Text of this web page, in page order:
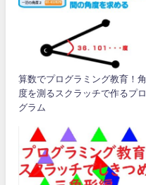
算数でプログラミング教育！角
度を測るスクラッチで作るプロ
グラム